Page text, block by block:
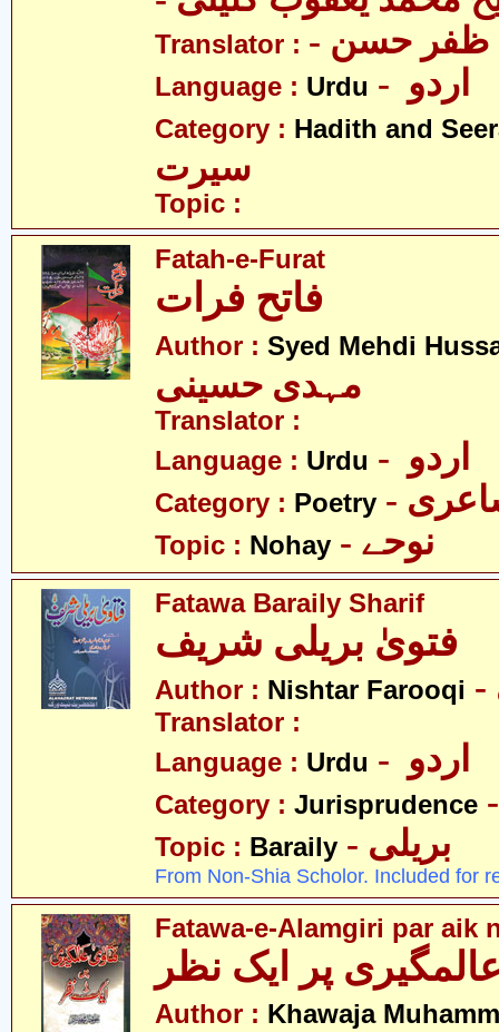
Translator : ظفر حسن
Language : Urdu
Category : Hadith and
سیرت
Topic :
Fatah-e-Furat
Author : Syed Mehdi
مہدی حسینی
Translator :
Language : Urdu
Category : Poetry
Topic : Nohay
Fatawa Baraily Sharif
فتویٰ بریلی شریف
Author : Nishtar Farooqi
Translator :
Language : Urdu
Category : Jurisprudence
Topic : Baraily - بریلی
From Non-Shia Scholor. Included for
Fatawa-e-Alamgiri par aik
Author : Khawaja